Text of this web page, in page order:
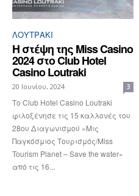
ΛΟΥΤΡΆΚΙ
Η στέψη της Μiss Casino
2024 στο Club Hotel
Casino Loutraki
20 Ιουνίου, 2024 3
Το Club Hotel Casino Loutraki
φιλοξένησε τις 15 καλλονές του
28ου Διαγωνισμού «Μις
Παγκόσμιος Τουρισμός/Miss
Tourism Planet – Save the water»
από τις 16...